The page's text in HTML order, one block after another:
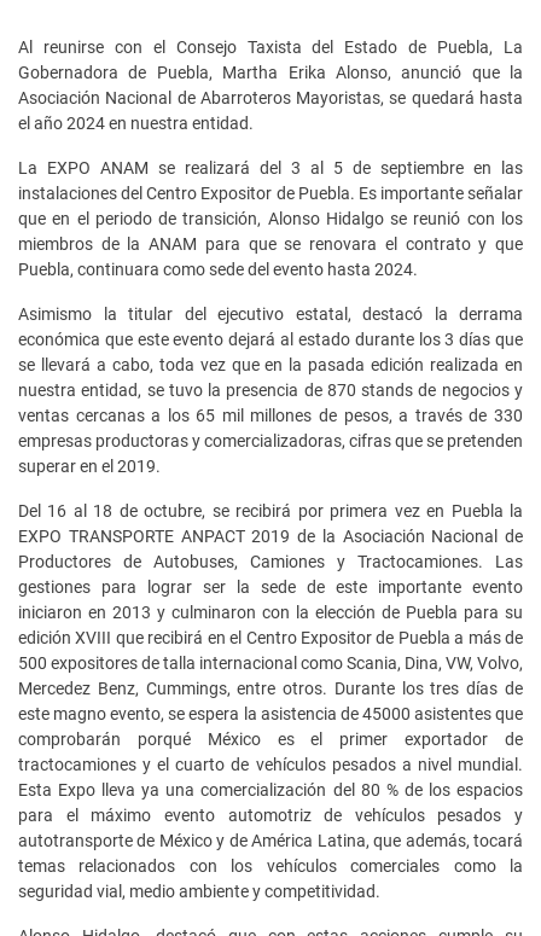
Al reunirse con el Consejo Taxista del Estado de Puebla, La
Gobernadora de Puebla, Martha Erika Alonso, anunció que la
Asociación Nacional de Abarroteros Mayoristas, se quedará hasta
el año 2024 en nuestra entidad.
La EXPO ANAM se realizará del 3 al 5 de septiembre en las
instalaciones del Centro Expositor de Puebla. Es importante señalar
que en el periodo de transición, Alonso Hidalgo se reunió con los
miembros de la ANAM para que se renovara el contrato y que
Puebla, continuara como sede del evento hasta 2024.
Asimismo la titular del ejecutivo estatal, destacó la derrama
económica que este evento dejará al estado durante los 3 días que
se llevará a cabo, toda vez que en la pasada edición realizada en
nuestra entidad, se tuvo la presencia de 870 stands de negocios y
ventas cercanas a los 65 mil millones de pesos, a través de 330
empresas productoras y comercializadoras, cifras que se pretenden
superar en el 2019.
Del 16 al 18 de octubre, se recibirá por primera vez en Puebla la
EXPO TRANSPORTE ANPACT 2019 de la Asociación Nacional de
Productores de Autobuses, Camiones y Tractocamiones. Las
gestiones para lograr ser la sede de este importante evento
iniciaron en 2013 y culminaron con la elección de Puebla para su
edición XVIII que recibirá en el Centro Expositor de Puebla a más de
500 expositores de talla internacional como Scania, Dina, VW, Volvo,
Mercedez Benz, Cummings, entre otros. Durante los tres días de
este magno evento, se espera la asistencia de 45000 asistentes que
comprobarán porqué México es el primer exportador de
tractocamiones y el cuarto de vehículos pesados a nivel mundial.
Esta Expo lleva ya una comercialización del 80 % de los espacios
para el máximo evento automotriz de vehículos pesados y
autotransporte de México y de América Latina, que además, tocará
temas relacionados con los vehículos comerciales como la
seguridad vial, medio ambiente y competitividad.